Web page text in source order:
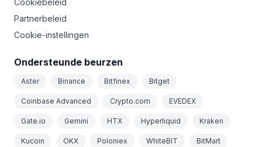
Cookiebeleid
Partnerbeleid
Cookie-instellingen
Ondersteunde beurzen
Aster Binance Bitfinex Bitget
Coinbase Advanced Crypto.com EVEDEX
Gate.io Gemini HTX Hyperliquid Kraken
Kucoin OKX Poloniex WhiteBIT BitMart